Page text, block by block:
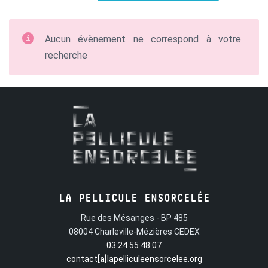
Aucun évènement ne correspond à votre
recherche
LA PELLICULE ENSORCELÉE
Rue des Mésanges - BP 485
08004 Charleville-Mézières CEDEX
03 24 55 48 07
contact [a] lapelliculeensorcelee.org